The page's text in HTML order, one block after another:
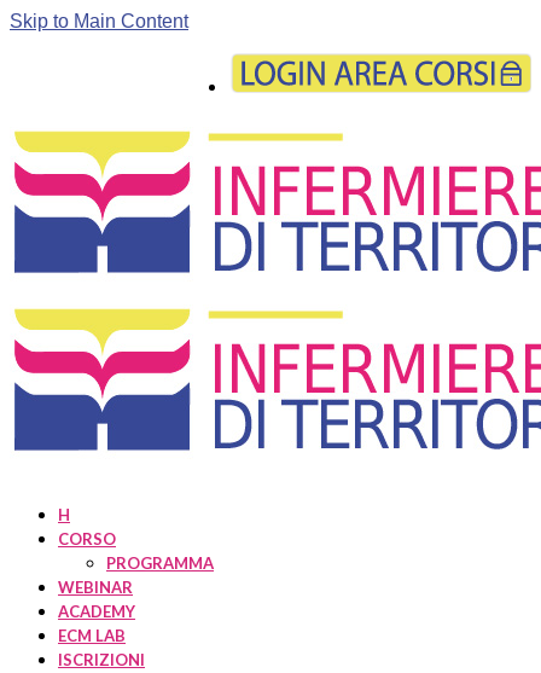
Skip to Main Content
H
CORSO
PROGRAMMA
WEBINAR
ACADEMY
ECM LAB
ISCRIZIONI